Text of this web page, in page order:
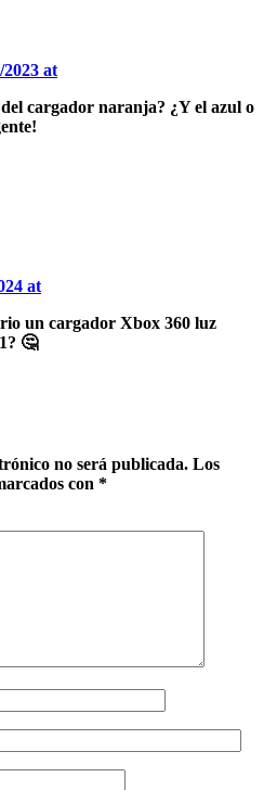
2023 at
cargador naranja? ¿Y el azul o
at
un cargador Xbox 360 luz
🤔
no será publicada. Los
con *